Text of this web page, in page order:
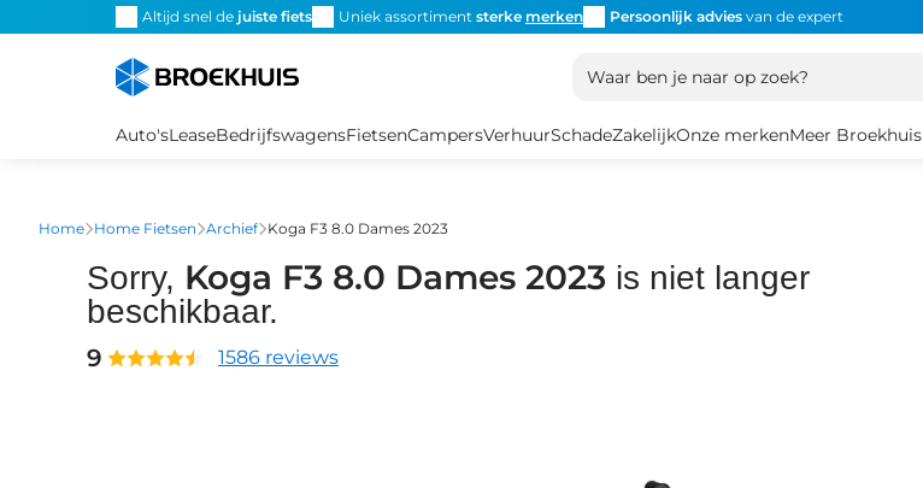
Altijd snel de juiste fiets Uniek assortiment sterke merken Persoonlijk advies van de expert
Waar ben je naar op zoek?
Auto'sLeaseBedrijfswagensFietsenCampersVerhuurSchadeZakelijkOnze merkenMeer Broekhuis
Home Home Fietsen Archief Koga F3 8.0 Dames 2023
Sorry, Koga F3 8.0 Dames 2023 is niet langer
beschikbaar.
9 1586 reviews